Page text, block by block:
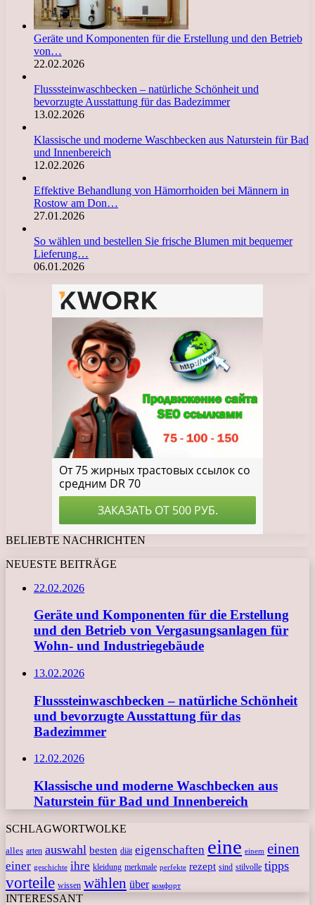
Geräte und Komponenten für die Erstellung und den Betrieb
von…
22.02.2026
Flusssteinwaschbecken – natürliche Schönheit und
bevorzugte Ausstattung für das Badezimmer
13.02.2026
Klassische und moderne Waschbecken aus Naturstein für Bad
und Innenbereich
12.02.2026
Effektive Behandlung von Hämorrhoiden bei Männern in
Rostow am Don…
27.01.2026
So wählen und bestellen Sie frische Blumen mit bequemer
Lieferung…
06.01.2026
BELIEBTE NACHRICHTEN
NEUESTE BEITRÄGE
22.02.2026
Geräte und Komponenten für die Erstellung
und den Betrieb von Vergasungsanlagen für
Wohn- und Industriegebäude
13.02.2026
Flusssteinwaschbecken – natürliche Schönheit
und bevorzugte Ausstattung für das
Badezimmer
12.02.2026
Klassische und moderne Waschbecken aus
Naturstein für Bad und Innenbereich
SCHLAGWORTWOLKE
alles arten auswahl besten diät eigenschaften eine einem einen
einer geschichte ihre kleidung merkmale perfekte rezept sind stilvolle tipps
vorteile wissen wählen über комфорт
INTERESSANT